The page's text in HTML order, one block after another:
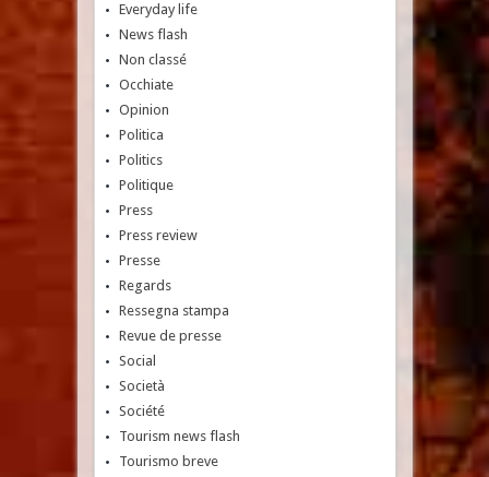
Everyday life
News flash
Non classé
Occhiate
Opinion
Politica
Politics
Politique
Press
Press review
Presse
Regards
Ressegna stampa
Revue de presse
Social
Società
Société
Tourism news flash
Tourismo breve